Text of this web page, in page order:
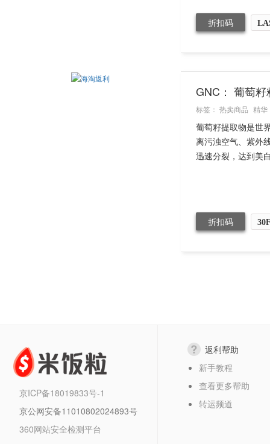
折扣码
GNC： 葡萄
标签： 热卖商品 精华
葡萄籽提取物是世
离污浊空气、紫外
迅速分裂，达到美
折扣码
京ICP备18019833号-1
京公网安备11010802024893号
360网站安全检测平台
返利帮助
新手教程
查看更多帮助
转运频道